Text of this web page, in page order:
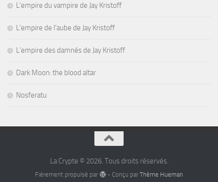
L’empire du vampire de Jay Kristoff
L’empire de l’aube de Jay Kristoff
L’empire des damnés de Jay Kristoff
Dark Moon: the blood altar
Nosferatu
La Crypte © 2026. Tous droits réservés.
Fièrement propulsé par - Conçu par Thème Hueman